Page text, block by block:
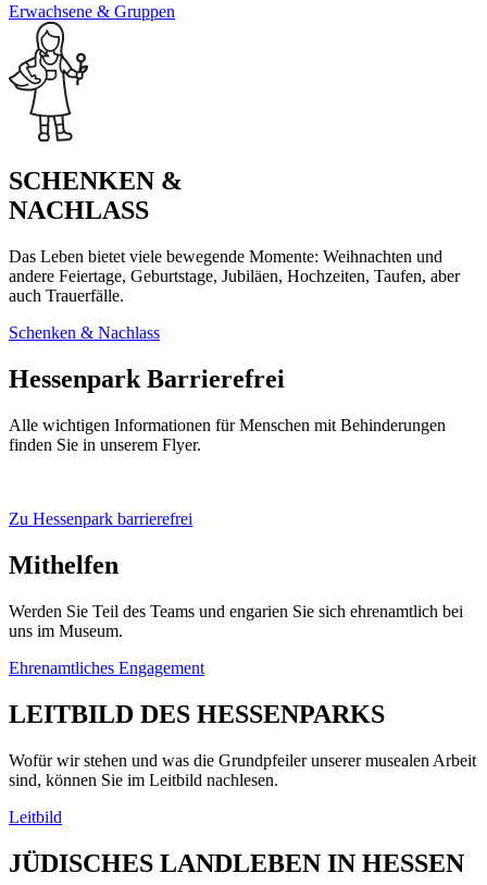
Erwachsene & Gruppen
SCHENKEN &
NACHLASS
Das Leben bietet viele bewegende Momente: Weihnachten und
andere Feiertage, Geburtstage, Jubiläen, Hochzeiten, Taufen, aber
auch Trauerfälle.
Schenken & Nachlass
Hessenpark Barrierefrei
Alle wichtigen Informationen für Menschen mit Behinderungen
finden Sie in unserem Flyer.
Zu Hessenpark barrierefrei
Mithelfen
Werden Sie Teil des Teams und engarien Sie sich ehrenamtlich bei
uns im Museum.
Ehrenamtliches Engagement
LEITBILD DES HESSENPARKS
Wofür wir stehen und was die Grundpfeiler unserer musealen Arbeit
sind, können Sie im Leitbild nachlesen.
Leitbild
JÜDISCHES LANDLEBEN IN HESSEN